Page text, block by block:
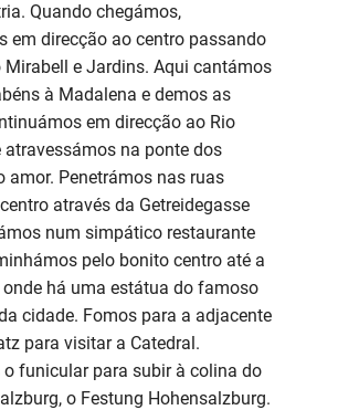
Quando chegámos,
em direcção ao centro passando
Mirabell e Jardins. Aqui cantámos
à Madalena e demos as
em direcção ao Rio
atravessámos na ponte dos
amor. Penetrámos nas ruas
através da Getreidegasse
num simpático restaurante
pelo bonito centro até a
há uma estátua do famoso
cidade. Fomos para a adjacente
para visitar a Catedral.
funicular para subir à colina do
o Festung Hohensalzburg.